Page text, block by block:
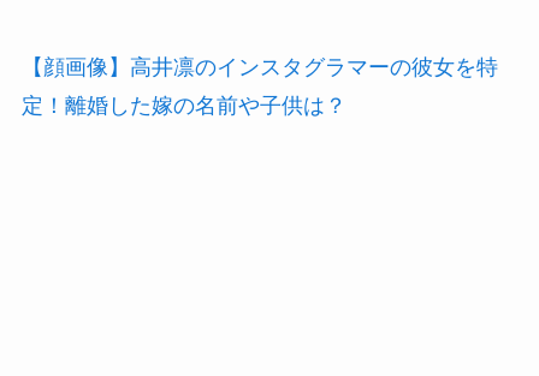
【顔画像】高井凛のインスタグラマーの彼女を特
定！離婚した嫁の名前や子供は？